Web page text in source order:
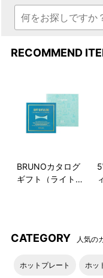
収納イメージ
RECOMMEND
BRUNOカタログ
ギフト（ライトブ
CATEGORY 人気の
ホットプレート ホッ